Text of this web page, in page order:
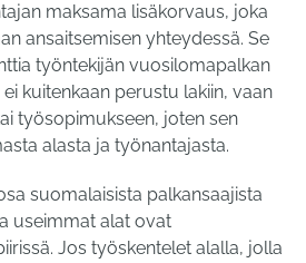
maksama lisäkorvaus, joka
ansaitsemisen yhteydessä. Se
työntekijän vuosilomapalkan
kuitenkaan perustu lakiin, vaan
työsopimukseen, joten sen
alasta ja työnantajasta.
suomalaisista palkansaajista
useimmat alat ovat
Jos työskentelet alalla, jolla